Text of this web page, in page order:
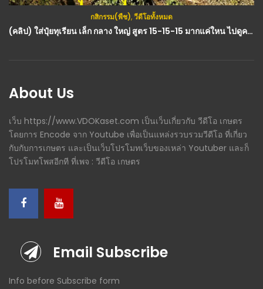
กสิกรรม(พืช),วีดีโอทั้งหมด
(คลิป) ใส่ปุ๋ยทุเรียน เล็ก กลาง ใหญ่ สูตร 15-15-15 มากแค่ใหน ไปดูครับ : วีดีโอ เกษตร
เครื่องมือเกษตร+DIY
(คลิป) ใช้เศษด้ายทำกระถางและอิฐ สวนผักหลังบ้าน : วีดีโอ เกษตร
About Us
เว็บ https://www.VDOKaset.com เป็นเว็บเกี่ยวกับ วีดีโอ เกษตร
โดยการ Encode จาก Youtube เพื่อเป็นแหล่งรวบรวมวีดีโอ ที่เกี่ยว
กับกับการเกษตร และเป็นเว็บโปรโมทเว็บของเหล่า Youtuber และก็
โปรโมทโพสอีกที ที่เพจ : วีดีโอ เกษตร
Email Subscribe
Info before Subscribe form